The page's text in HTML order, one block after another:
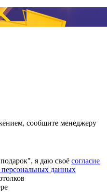
сообщите менеджеру
я даю своё согласие
персональных данных